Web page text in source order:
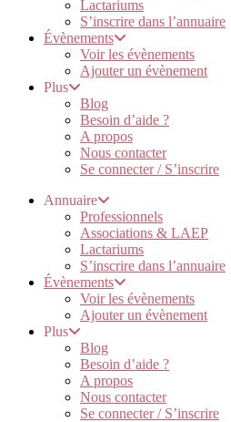
Lactariums
S’inscrire dans l’annuaire
Évènements
Voir les évènements
Ajouter un évènement
Plus
Blog
Besoin d’aide ?
A propos
Nous contacter
Se connecter / S’inscrire
Annuaire
Professionnels
Associations & LAEP
Lactariums
S’inscrire dans l’annuaire
Évènements
Voir les évènements
Ajouter un évènement
Plus
Blog
Besoin d’aide ?
A propos
Nous contacter
Se connecter / S’inscrire